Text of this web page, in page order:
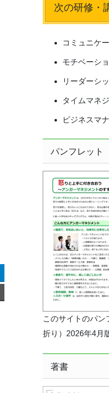
次の研修・
コミュニケ
モチベーシ
リーダーシ
タイムマネ
ビジネスマ
パンフレット
このサイトのパン
折り）2026年4月
著書